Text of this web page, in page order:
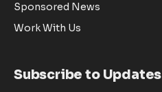
Sponsored News
Work With Us
Subscribe to Updates